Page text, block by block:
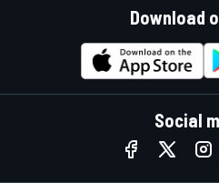
Download
Social